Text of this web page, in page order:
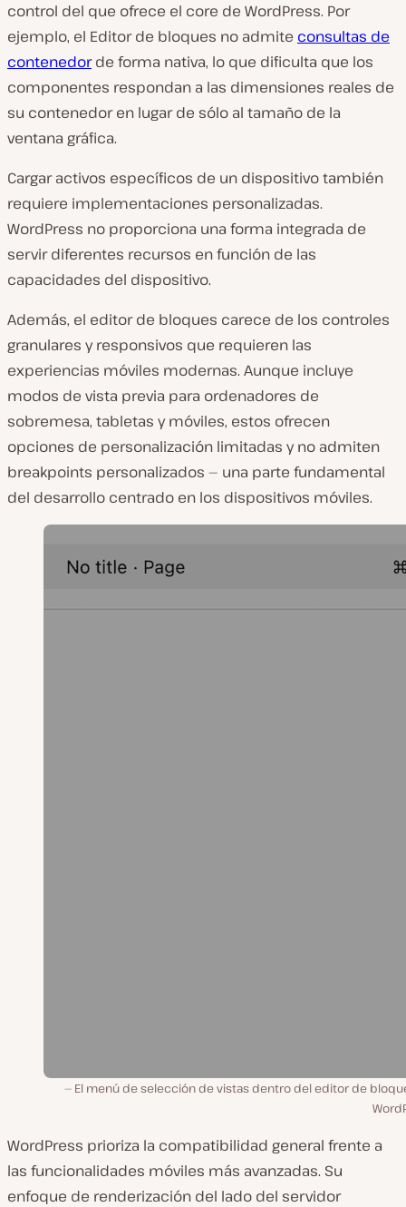
control del que ofrece el core de WordPress. Por
ejemplo, el Editor de bloques no admite consultas de
contenedorde forma nativa, lo que dificulta que los
componentes respondan a las dimensiones reales de
su contenedor en lugar de sólo al tamaño de la
ventana gráfica.
Cargar activos específicos de un dispositivo también
requiere implementaciones personalizadas.
WordPress no proporciona una forma integrada de
servir diferentes recursos en función de las
capacidades del dispositivo.
Además, el editor de bloques carece de los controles
granulares y responsivos que requieren las
experiencias móviles modernas. Aunque incluye
modos de vista previa para ordenadores de
sobremesa, tabletas y móviles, estos ofrecen
opciones de personalización limitadas y no admiten
breakpoints personalizados — una parte fundamental
del desarrollo centrado en los dispositivos móviles.
El menú de selección de vistas dentro del editor de
WordPress prioriza la compatibilidad general frente a
las funcionalidades móviles más avanzadas. Su
enfoque de renderización del lado del servidor